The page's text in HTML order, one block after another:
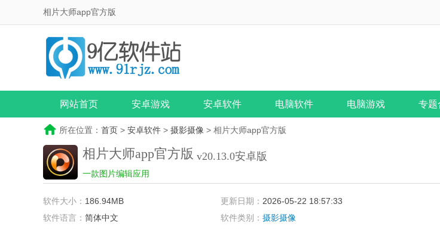
相片大师app官方版
网站首页 安卓游戏 安卓软件 电脑软件 电脑游戏 专题
所在位置： 首页 > 安卓软件 > 摄影摄像 > 相片大师app官方版
相片大师app官方版 v20.13.0安卓版
一款图片编辑应用
软件大小： 186.94MB 更新日期： 2026-05-22 18:57:33
软件语言： 简体中文 软件类别： 摄影摄像